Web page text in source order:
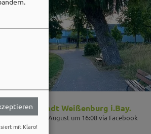
Stadt Weißenburg i.Bay.
06. August um 16:08 via Facebook
mit Klaro!